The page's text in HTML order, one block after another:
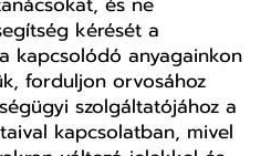
kérését a
kapcsolódó anyagainkon
forduljon orvosához
szolgáltatójához a
kapcsolatban, mivel